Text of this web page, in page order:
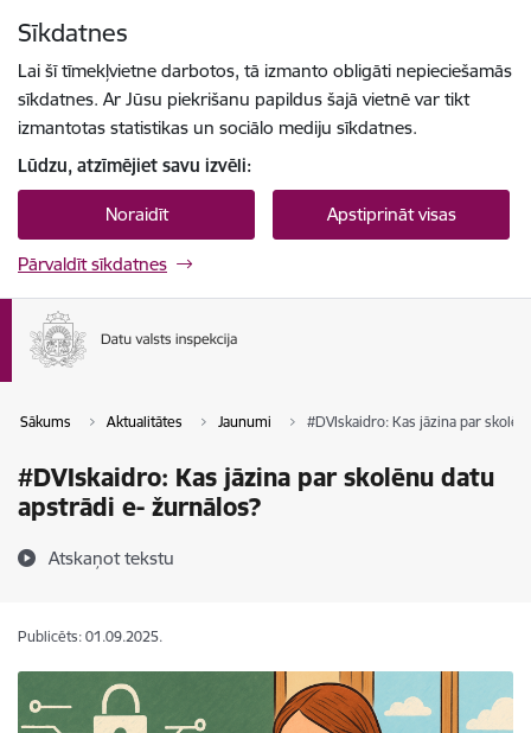
Sīkdatnes
Lai šī tīmekļvietne darbotos, tā izmanto obligāti nepieciešamās
sīkdatnes. Ar Jūsu piekrišanu papildus šajā vietnē var tikt
izmantotas statistikas un sociālo mediju sīkdatnes.
Lūdzu, atzīmējiet savu izvēli:
Noraidīt Apstiprināt visas
Pārvaldīt sīkdatnes
Sākums Aktualitātes Jaunumi #DVIskaidro: Kas jāzina par
#DVIskaidro: Kas jāzina par skolēnu datu
apstrādi e- žurnālos?
Atskaņot tekstu
Publicēts: 01.09.2025.